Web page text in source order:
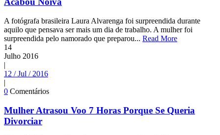
A fotógrafa brasileira Laura Alvarenga foi surpreendida durante
aquilo que pensava ser mais um dia de trabalho. A mulher foi
surpreendida pelo namorado que preparou... Read More
14
Julho 2016
|
12 / Jul / 2016
|
0 Comentários
Mulher Atrasou Voo 7 Horas Porque Se Queria
Divorciar